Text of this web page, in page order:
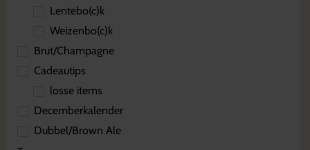
Lentebo(c)k
Weizenbo(c)k
Brut/Champagne
Cadeautips
losse items
Decemberkalender
Dubbel/Brown Ale